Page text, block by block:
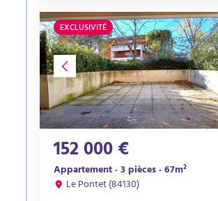
EXCLUSIVITÉ
152 000 €
Appartement · 3 pièces · 67m²
Le Pontet (84130)